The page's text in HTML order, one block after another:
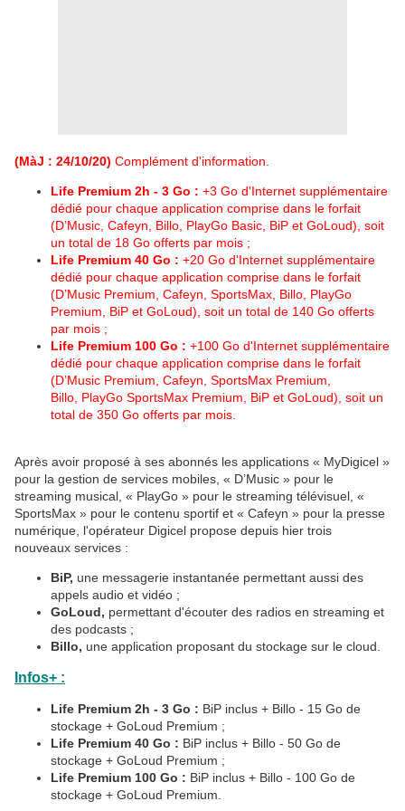
(MàJ : 24/10/20) Complément d'information.
Life Premium 2h - 3 Go : +3 Go d'Internet supplémentaire
dédié pour chaque application comprise dans le forfait
(D’Music, Cafeyn, Billo, PlayGo Basic, BiP et GoLoud), soit
un total de 18 Go offerts par mois ;
Life Premium 40 Go : +20 Go d'Internet supplémentaire
dédié pour chaque application comprise dans le forfait
(D’Music Premium, Cafeyn, SportsMax, Billo, PlayGo
Premium, BiP et GoLoud), soit un total de 140 Go offerts
par mois ;
Life Premium 100 Go : +100 Go d'Internet supplémentaire
dédié pour chaque application comprise dans le forfait
(D’Music Premium, Cafeyn, SportsMax Premium,
Billo, PlayGo SportsMax Premium, BiP et GoLoud), soit un
total de 350 Go offerts par mois.
Après avoir proposé à ses abonnés les applications « MyDigicel »
pour la gestion de services mobiles, « D’Music » pour le
streaming musical, « PlayGo » pour le streaming télévisuel, «
SportsMax » pour le contenu sportif et « Cafeyn » pour la presse
numérique, l'opérateur Digicel propose depuis hier trois
nouveaux services :
BiP, une messagerie instantanée permettant aussi des
appels audio et vidéo ;
GoLoud, permettant d'écouter des radios en streaming et
des podcasts ;
Billo, une application proposant du stockage sur le cloud.
Infos+ :
Life Premium 2h - 3 Go : BiP inclus + Billo - 15 Go de
stockage + GoLoud Premium ;
Life Premium 40 Go : BiP inclus + Billo - 50 Go de
stockage + GoLoud Premium ;
Life Premium 100 Go : BiP inclus + Billo - 100 Go de
stockage + GoLoud Premium.